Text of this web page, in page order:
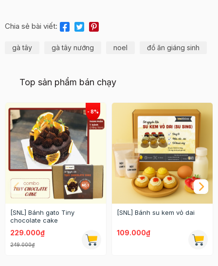
Chia sẻ bài viết:
gà tây gà tây nướng noel đồ ăn giáng sinh
Top sản phẩm bán chạy
[SNL] Bánh gato Tiny
chocolate cake
229.000₫
249.000₫
[SNL] Bánh su kem vỏ dai
109.000₫